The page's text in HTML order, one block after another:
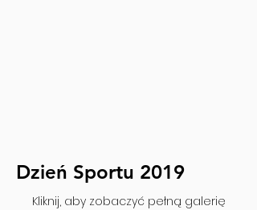
Dzień Sportu 2019
Kliknij, aby zobaczyć pełną galerię